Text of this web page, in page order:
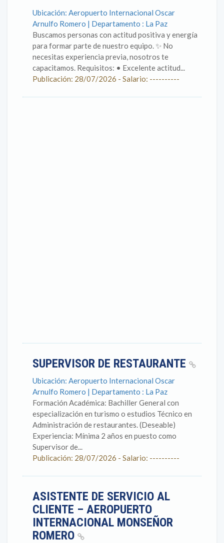
Ubicación: Aeropuerto Internacional Oscar
Arnulfo Romero | Departamento : La Paz
Buscamos personas con actitud positiva y energía
para formar parte de nuestro equipo. ✨ No
necesitas experiencia previa, nosotros te
capacitamos. Requisitos: • Excelente actitud...
Publicación: 28/07/2026 - Salario: ----------
SUPERVISOR DE RESTAURANTE
Ubicación: Aeropuerto Internacional Oscar
Arnulfo Romero | Departamento : La Paz
Formación Académica: Bachiller General con
especialización en turismo o estudios Técnico en
Administración de restaurantes. (Deseable)
Experiencia: Mínima 2 años en puesto como
Supervisor de...
Publicación: 28/07/2026 - Salario: ----------
ASISTENTE DE SERVICIO AL
CLIENTE – AEROPUERTO
INTERNACIONAL MONSEÑOR
ROMERO